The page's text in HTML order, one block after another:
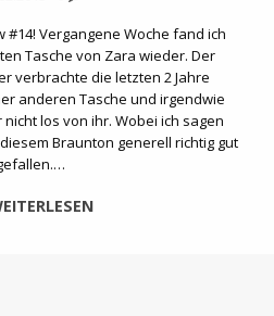
#14! Vergangene Woche fand ich
Tasche von Zara wieder. Der
verbrachte die letzten 2 Jahre
anderen Tasche und irgendwie
los von ihr. Wobei ich sagen
Braunton generell richtig gut